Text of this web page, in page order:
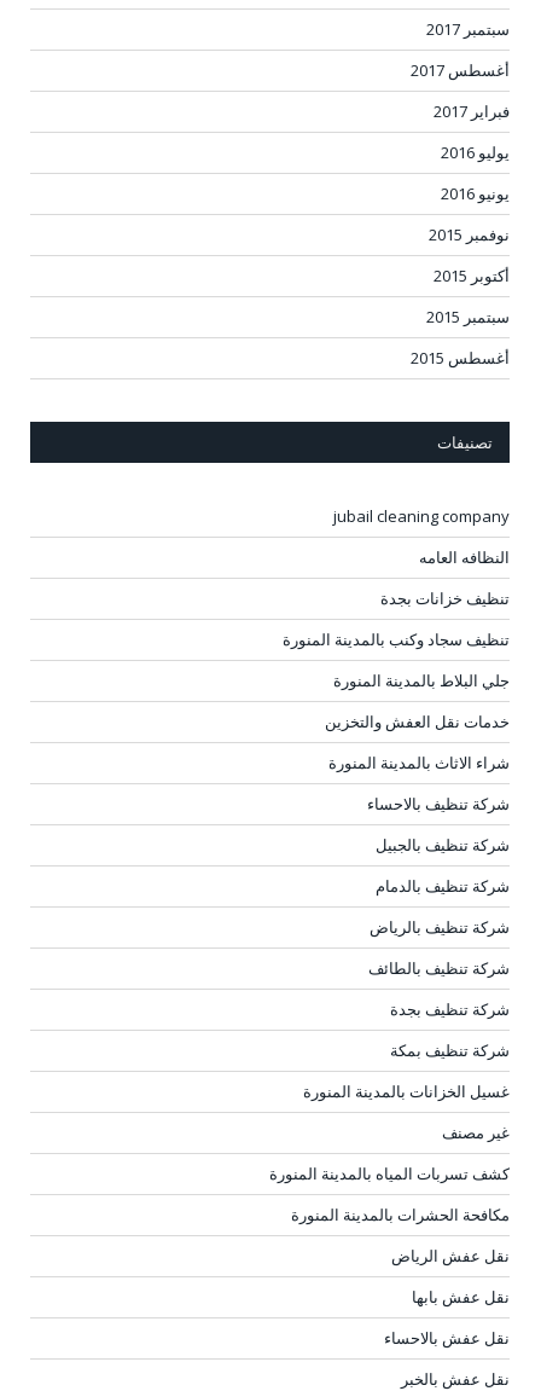
سبتمبر 2017
أغسطس 2017
فبراير 2017
يوليو 2016
يونيو 2016
نوفمبر 2015
أكتوبر 2015
سبتمبر 2015
أغسطس 2015
تصنيفات
jubail cleaning company
النظافه العامه
تنظيف خزانات بجدة
تنظيف سجاد وكنب بالمدينة المنورة
جلي البلاط بالمدينة المنورة
خدمات نقل العفش والتخزين
شراء الاثاث بالمدينة المنورة
شركة تنظيف بالاحساء
شركة تنظيف بالجبيل
شركة تنظيف بالدمام
شركة تنظيف بالرياض
شركة تنظيف بالطائف
شركة تنظيف بجدة
شركة تنظيف بمكة
غسيل الخزانات بالمدينة المنورة
غير مصنف
كشف تسربات المياه بالمدينة المنورة
مكافحة الحشرات بالمدينة المنورة
نقل عفش الرياض
نقل عفش بابها
نقل عفش بالاحساء
نقل عفش بالخبر